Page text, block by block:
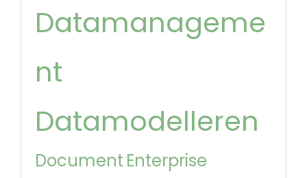
Datamanageme
nt
Datamodelleren
Document Enterprise